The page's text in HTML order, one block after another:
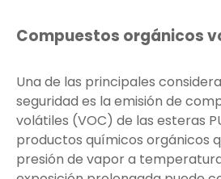
Compuestos orgánicos
Una de las principales
seguridad es la emisión de
volátiles (VOC) de las esteras
productos químicos orgánicos
presión de vapor a